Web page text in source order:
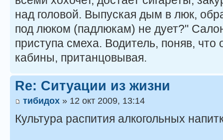
над головой. Выпуская дым в люк,
под люком (падлюкам) не дует?"
приступа смеха. Водитель, поняв, что
кабины, пританцовывая.
Re: Ситуации из жизни
тибидох » 12 окт 2009, 13:14
Культура распития алкогольных